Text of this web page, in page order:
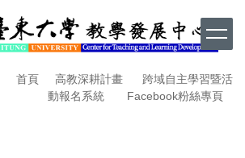
首頁 高教深耕計畫
跨域自主學習暨活
動報名系統
Facebook粉絲專頁